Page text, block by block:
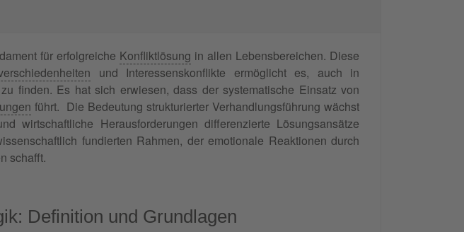
für erfolgreiche Konfliktlösung in allen Lebensbereichen. Diese
und Interessenskonflikte ermöglicht es, auch in
finden. Es hat sich erwiesen, dass der systematische Einsatz von
führt. Die Bedeutung strukturierter Verhandlungsführung wächst
wirtschaftliche Herausforderungen differenzierte Lösungsansätze
fundierten Rahmen, der emotionale Reaktionen durch
schafft.
Definition und Grundlagen